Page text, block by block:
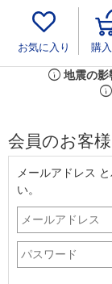
お気に入り 購
info 地震の影
info
会員のお客様
メールアドレス
い。